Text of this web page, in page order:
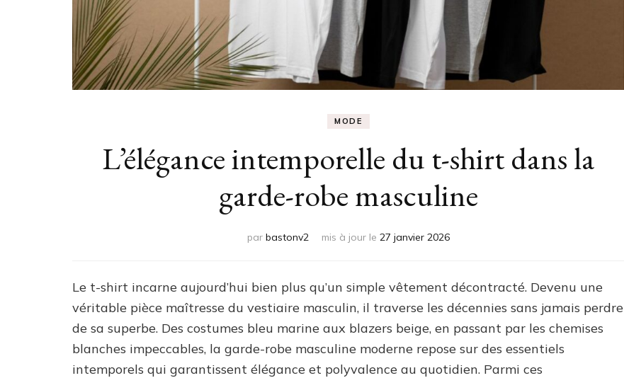
MODE
L’élégance intemporelle du t-shirt dans la
garde-robe masculine
par bastonv2 mis à jour le 27 janvier 2026
Le t-shirt incarne aujourd’hui bien plus qu’un simple vêtement décontracté. Devenu une
véritable pièce maîtresse du vestiaire masculin, il traverse les décennies sans jamais perdre
de sa superbe. Des costumes bleu marine aux blazers beige, en passant par les chemises
blanches impeccables, la garde-robe masculine moderne repose sur des essentiels
intemporels qui garantissent élégance et polyvalence au quotidien. Parmi ces